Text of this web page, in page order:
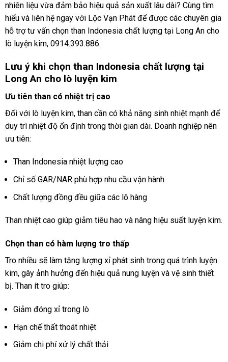
nhiên liệu vừa đảm bảo hiệu quả sản xuất lâu dài? Cùng tìm
hiểu và liên hệ ngay với Lộc Vạn Phát để được các chuyên gia
hỗ trợ tư vấn chọn than Indonesia chất lượng tại Long An cho
lò luyện kim, 0914.393.886.
Lưu ý khi chọn than Indonesia chất lượng tại
Long An cho lò luyện kim
Ưu tiên than có nhiệt trị cao
Đối với lò luyện kim, than cần có khả năng sinh nhiệt mạnh để
duy trì nhiệt độ ổn định trong thời gian dài. Doanh nghiệp nên
ưu tiên:
Than Indonesia nhiệt lượng cao
Chỉ số GAR/NAR phù hợp nhu cầu vận hành
Chất lượng đồng đều giữa các lô hàng
Than nhiệt cao giúp giảm tiêu hao và nâng hiệu suất luyện kim.
Chọn than có hàm lượng tro thấp
Tro nhiều sẽ làm tăng lượng xỉ phát sinh trong quá trình luyện
kim, gây ảnh hưởng đến hiệu quả nung luyện và vệ sinh thiết
bị. Than ít tro giúp:
Giảm đóng xỉ trong lò
Hạn chế thất thoát nhiệt
Giảm chi phí xử lý chất thải